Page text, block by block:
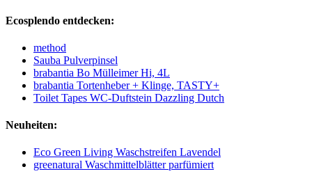
Ecosplendo entdecken:
method
Sauba Pulverpinsel
brabantia Bo Mülleimer Hi, 4L
brabantia Tortenheber + Klinge, TASTY+
Toilet Tapes WC-Duftstein Dazzling Dutch
Neuheiten:
Eco Green Living Waschstreifen Lavendel
greenatural Waschmittelblätter parfümiert